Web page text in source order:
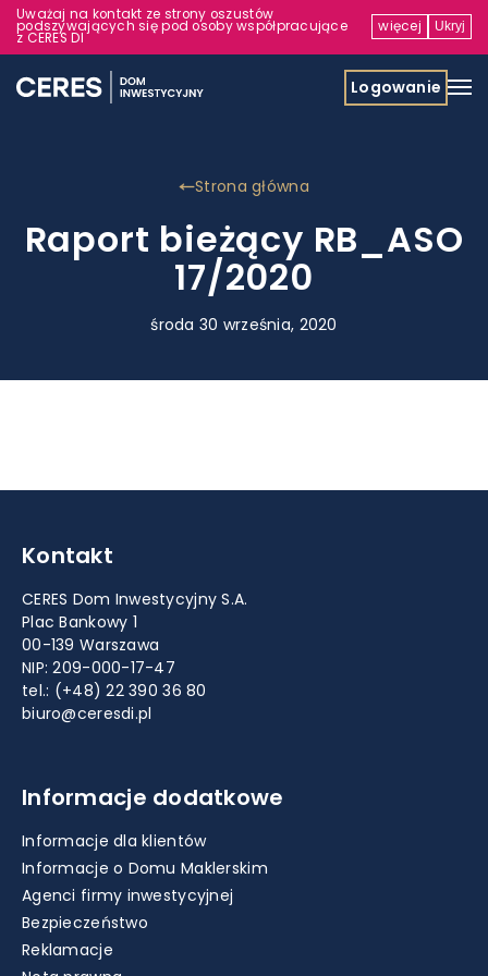
Uważaj na kontakt ze strony oszustów
podszywających się pod osoby współpracujące
z CERES DI
więcej Ukryj
Logowanie
Strona główna
Raport bieżący RB_ASO
17/2020
środa 30 września, 2020
Kontakt
CERES Dom Inwestycyjny S.A.
Plac Bankowy 1
00-139 Warszawa
NIP: 209-000-17-47
tel.: (+48) 22 390 36 80
biuro@ceresdi.pl
Informacje dodatkowe
Informacje dla klientów
Informacje o Domu Maklerskim
Agenci firmy inwestycyjnej
Bezpieczeństwo
Reklamacje